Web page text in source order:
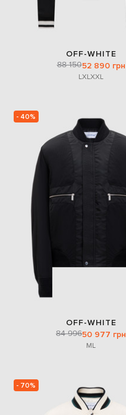
OFF-WHITE
88 15052 890 грн
LXLXXL
- 40%
OFF-WHITE
84 99650 977 грн
ML
- 70%